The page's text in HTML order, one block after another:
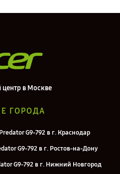
в Москве
ГОРОДА
G9-792 в г. Краснодар
G9-792 в г. Ростов-на-Дону
G9-792 в г. Нижний Новгород